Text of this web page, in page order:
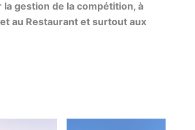
la gestion de la compétition, à
au Restaurant et surtout aux